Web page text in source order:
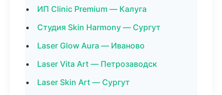
ИП Clinic Premium — Калуга
Студия Skin Harmony — Сургут
Laser Glow Aura — Иваново
Laser Vita Art — Петрозаводск
Laser Skin Art — Сургут